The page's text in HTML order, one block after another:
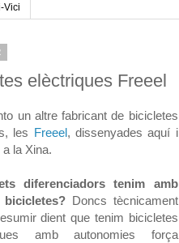
Vici
elèctriques Freeel
un altre fabricant de bicicletes
les Freeel, dissenyades aquí i
la Xina.
diferenciadors tenim amb
bicicletes?Doncs tècnicament
dient que tenim bicicletes
amb autonomies força